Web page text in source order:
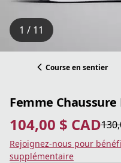
1 / 11
Course en sentier
Femme
104,00 $ CAD
prix actuel 104,00 $ CAD
prix original 130,00 $
Enregistrer 20 %
Rejoignez-nous pour
supplémentaire